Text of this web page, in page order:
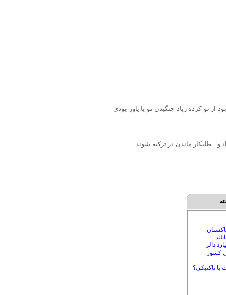
تو کرده زیاد جنگیدن تو یا یاور بودی